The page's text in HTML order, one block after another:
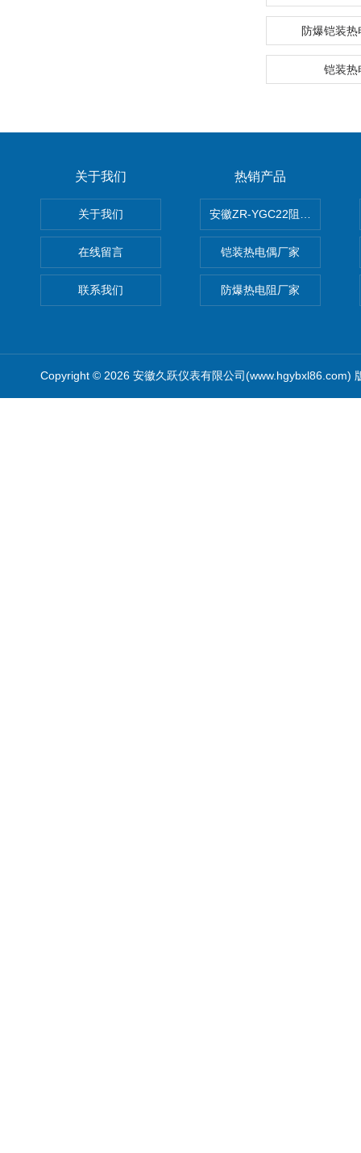
防爆铠装
铠装热
关于我们
关于我们
在线留言
联系我们
热销产品
安徽ZR-YGC22阻燃硅橡胶电
铠装热电偶厂家
防爆热电阻厂家
Copyright © 2026 安徽久跃仪表有限公司(www.hgybxl86.com)